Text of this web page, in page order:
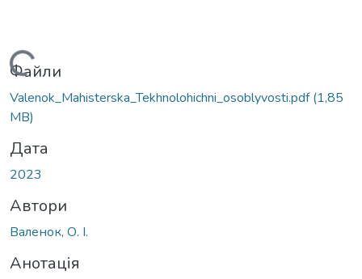
Вантажиться...
Файли
Valenok_Mahisterska_Tekhnolohichni_osoblyvosti.pdf(1,85
MB)
Дата
2023
Автори
Валенок, О. І.
Анотація